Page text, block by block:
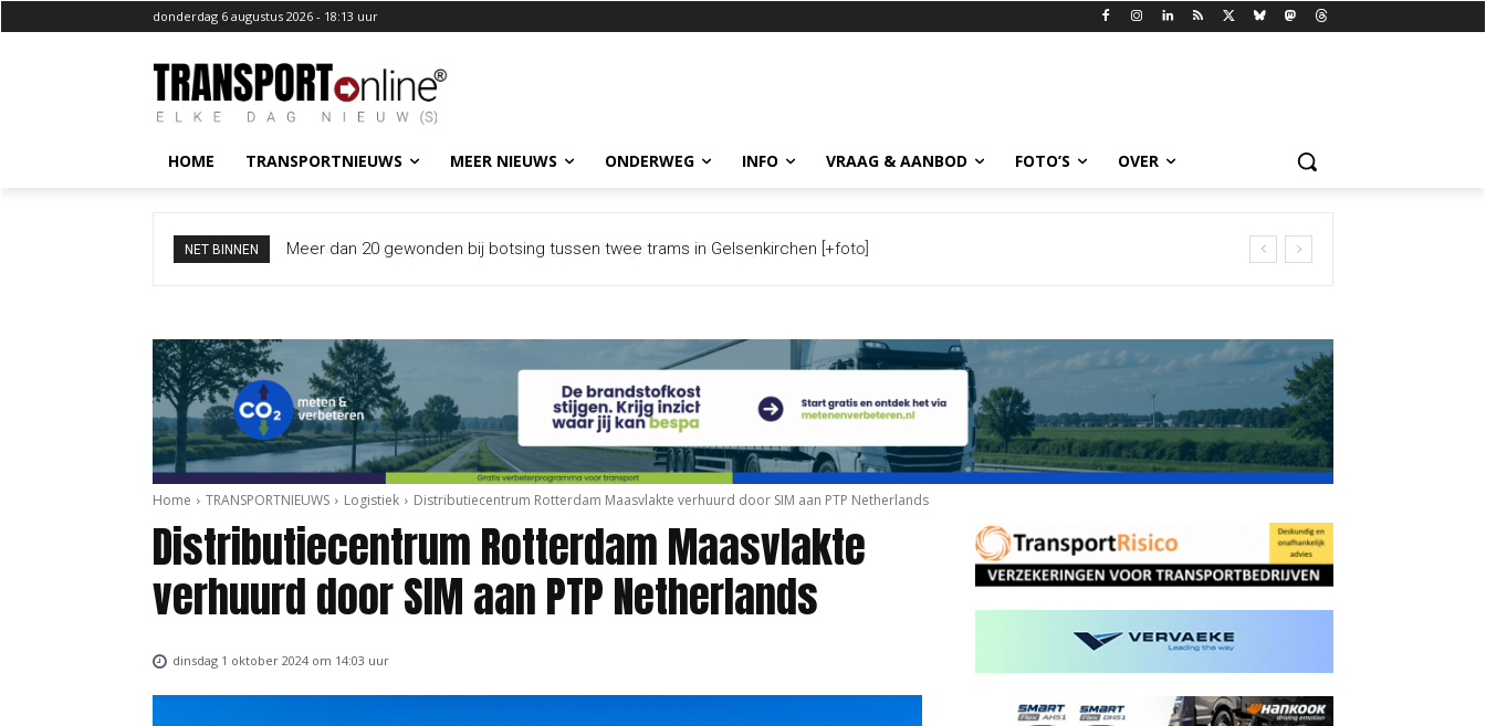
donderdag 6 augustus 2026 - 18:13 uur
HOME TRANSPORTNIEUWS MEER NIEUWS ONDERWEG INFO VRAAG & AANBOD FOTO’S OVER
NET BINNEN I&W overweegt meer borden langs snelwegen naar Duitse grens
Home TRANSPORTNIEUWS Logistiek Distributiecentrum Rotterdam Maasvlakte verhuurd door SIM aan PTP Netherlands
Distributiecentrum Rotterdam Maasvlakte
verhuurd door SIM aan PTP Netherlands
dinsdag 1 oktober 2024 om 14:03 uur